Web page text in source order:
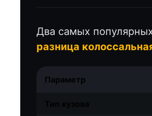
Два самых
разница
Параметр